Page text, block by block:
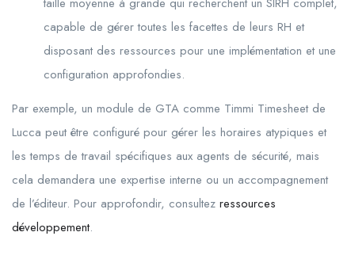
capable de gérer toutes les facettes de leurs RH et
disposant des ressources pour une implémentation et une
configuration approfondies.
Par exemple, un module de GTA comme Timmi Timesheet de
Lucca peut être configuré pour gérer les horaires atypiques et
les temps de travail spécifiques aux agents de sécurité, mais
cela demandera une expertise interne ou un accompagnement
de l’éditeur. Pour approfondir, consultez ressources
développement.